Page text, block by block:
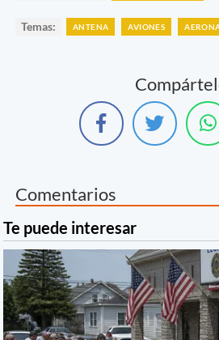
Temas: ANTENA AVIONES
Comentarios